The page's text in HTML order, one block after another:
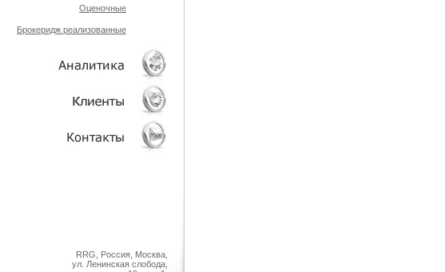
ПРОЕКТЫ
Оценочные
Брокеридж реализованные
АНАЛИТИКА
КЛИЕНТЫ
RRG, Россия, Москва,
ул. Ленинская слобода,